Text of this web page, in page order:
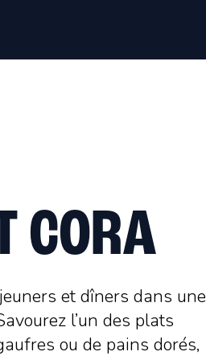
CORA
et dîners dans une
l’un des plats
ou de pains dorés,